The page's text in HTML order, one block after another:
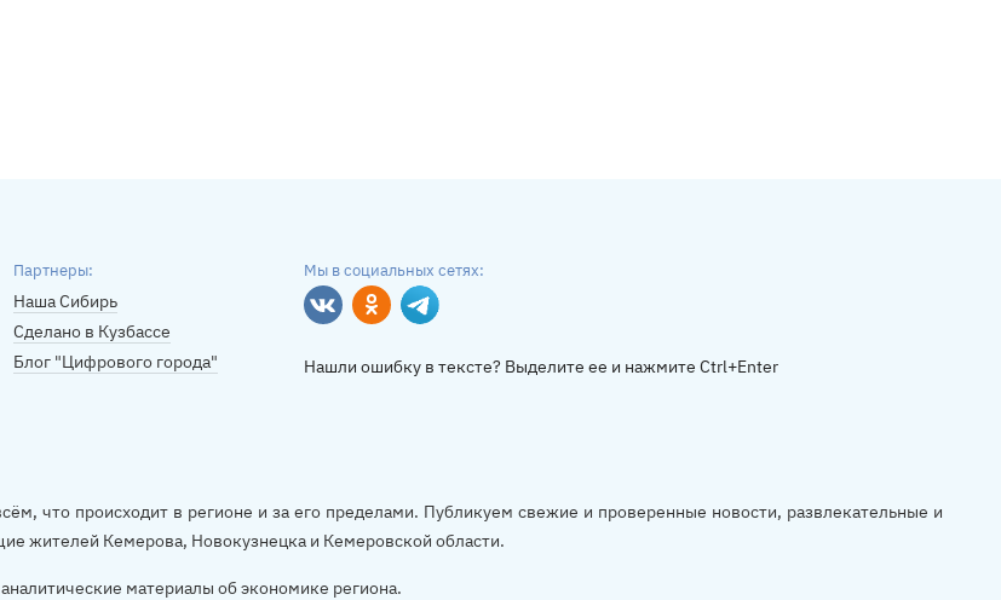
Партнеры:
Наша Сибирь
Сделано в Кузбассе
Блог "Цифрового города"
Мы в социальных сетях:
ВконтактеОдноклассники
Telegram
Нашли ошибку в тексте? Выделите ее и нажмите Ctrl+Enter
что происходит в регионе и за его пределами. Публикуем свежие и проверенные новости, развлекательные и
жителей Кемерова, Новокузнецка и Кемеровской области.
материалы об экономике региона.